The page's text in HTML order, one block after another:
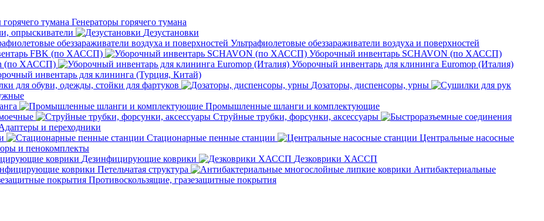
Генераторы горячего тумана
опрыскиватели
Дезустановки
Ультрафиолетовые обеззараживатели воздуха и поверхностей
FBK (по ХАССП)
Уборочный инвентарь SCHAVON (по ХАССП)
(по ХАССП)
Уборочный инвентарь для клининга Euromop (Италия)
инвентарь для клининга (Турция, Китай)
для обуви, одежды, стойки для фартуков
Дозаторы, диспенсоры, урны
Промышленные шланги и комплектующие
Струйные трубки, форсунки, аксессуары
и переходники
Стационарные пенные станции
Центральные насосные
и пенокомплекты
Дезинфицирующие коврики
Дезковрики ХАССП
коврики Петельчатая структура
Антибактериальные
Противоскользящие, гразезащитные покрытия